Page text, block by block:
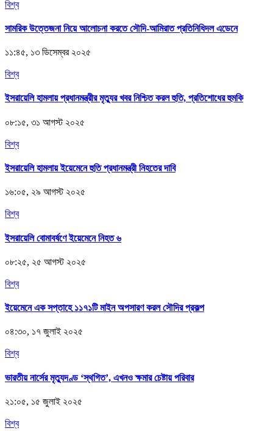
বিশ্ব
সামরিক উত্তেজনা নিয়ে আলোচনা করতে সৌদি-আমিরাত প্রতিনিধিদল এডেনে
১১:৪৫, ১৩ ডিসেম্বর ২০২৫
বিশ্ব
ইসরায়েলি হামলায় প্রধানমন্ত্রীর মৃত্যুর খবর নিশ্চিত করল হুতি, প্রতিশোধের হুমকি
০৮:১৫, ৩১ আগস্ট ২০২৫
বিশ্ব
ইসরায়েলি হামলায় ইয়েমেনে হুতি প্রধানমন্ত্রী নিহতের দাবি
১৬:০৫, ২৯ আগস্ট ২০২৫
বিশ্ব
ইসরায়েলি বোমাবর্ষণে ইয়েমেনে নিহত ৬
০৮:২৫, ২৫ আগস্ট ২০২৫
বিশ্ব
ইয়েমেনে এক সপ্তাহে ১১৭১টি মাইন অপসারণ করল সৌদির প্রকল্প
০৪:৩০, ১৭ জুলাই ২০২৫
বিশ্ব
ভারতীয় নার্সের মৃত্যুদণ্ড ‘স্থগিত’, এখনও ক্ষমার চেষ্টায় পরিবার
২১:০৫, ১৫ জুলাই ২০২৫
বিশ্ব